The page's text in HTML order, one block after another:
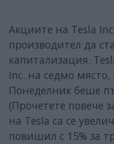
Акциите на Tesla
производител да
капитализация.
Inc. на седмо
Понеделник беше
(Прочетете повече
на Tesla са се
повишил с 15% за